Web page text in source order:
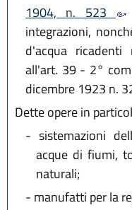
1904, n. 523
integrazioni,
d'acqua
all'art. 39 - 2°
dicembre 1923 n.
Dette opere in
- sistemazioni
acque di fiumi,
naturali;
- manufatti per la